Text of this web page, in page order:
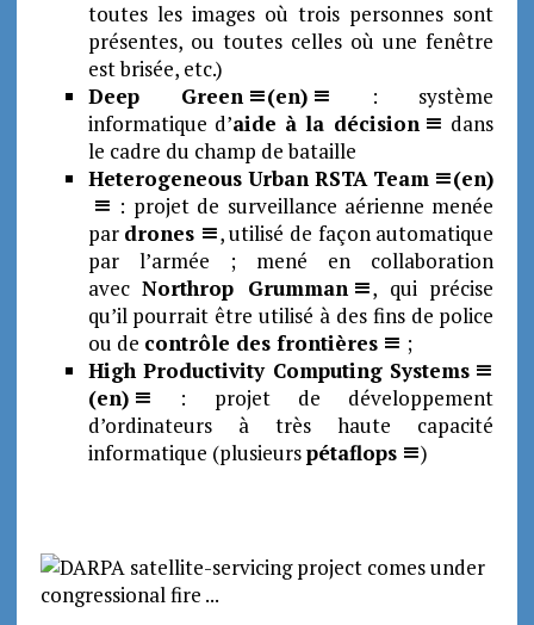
toutes les images où trois personnes sont
présentes, ou toutes celles où une fenêtre
est brisée, etc.)
Deep Green
(en)
: système
informatique d’aide à la décision
dans
le cadre du champ de bataille
Heterogeneous Urban RSTA Team
(en)
: projet de surveillance aérienne menée
par drones
, utilisé de façon automatique
par l’armée ; mené en collaboration
avecNorthrop Grumman
, qui précise
qu’il pourrait être utilisé à des fins de police
ou de contrôle des frontières
;
High Productivity Computing Systems
(en)
: projet de développement
d’ordinateurs à très haute capacité
informatique (plusieurspétaflops )